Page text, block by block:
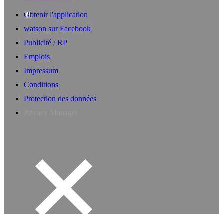
Obtenir l'application
watson sur Facebook
Publicité / RP
Emplois
Impressum
Conditions
Protection des données